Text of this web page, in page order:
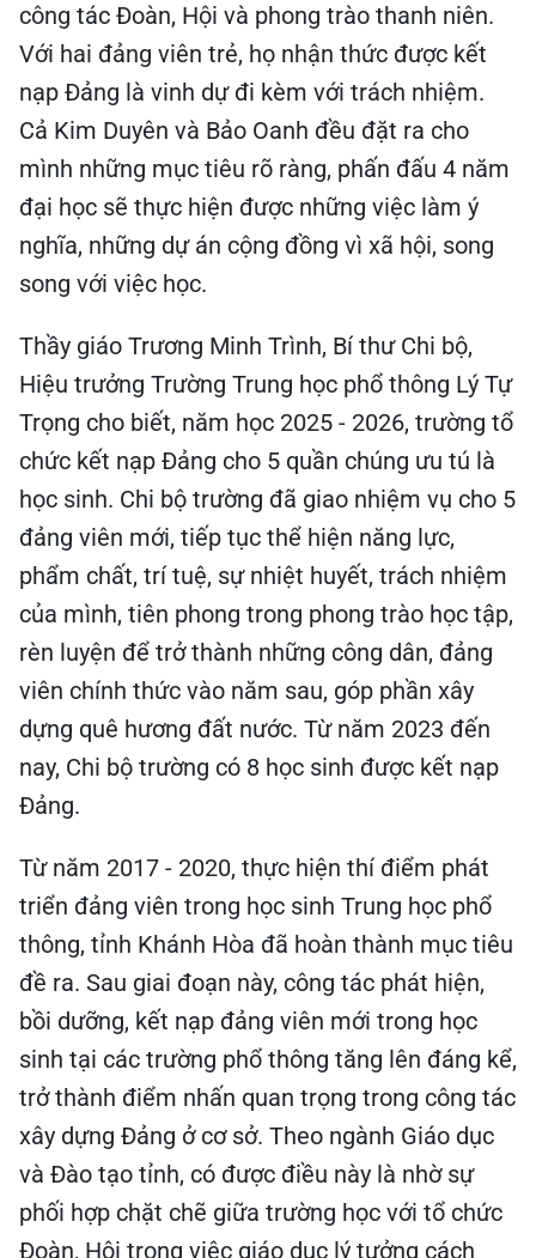
công tác Đoàn, Hội và phong trào thanh niên.
Với hai đảng viên trẻ, họ nhận thức được kết
nạp Đảng là vinh dự đi kèm với trách nhiệm.
Cả Kim Duyên và Bảo Oanh đều đặt ra cho
mình những mục tiêu rõ ràng, phấn đấu 4 năm
đại học sẽ thực hiện được những việc làm ý
nghĩa, những dự án cộng đồng vì xã hội, song
song với việc học.
Thầy giáo Trương Minh Trình, Bí thư Chi bộ,
Hiệu trưởng Trường Trung học phổ thông Lý Tự
Trọng cho biết, năm học 2025 - 2026, trường tổ
chức kết nạp Đảng cho 5 quần chúng ưu tú là
học sinh. Chi bộ trường đã giao nhiệm vụ cho 5
đảng viên mới, tiếp tục thể hiện năng lực,
phẩm chất, trí tuệ, sự nhiệt huyết, trách nhiệm
của mình, tiên phong trong phong trào học tập,
rèn luyện để trở thành những công dân, đảng
viên chính thức vào năm sau, góp phần xây
dựng quê hương đất nước. Từ năm 2023 đến
nay, Chi bộ trường có 8 học sinh được kết nạp
Đảng.
Từ năm 2017 - 2020, thực hiện thí điểm phát
triển đảng viên trong học sinh Trung học phổ
thông, tỉnh Khánh Hòa đã hoàn thành mục tiêu
đề ra. Sau giai đoạn này, công tác phát hiện,
bồi dưỡng, kết nạp đảng viên mới trong học
sinh tại các trường phổ thông tăng lên đáng kể,
trở thành điểm nhấn quan trọng trong công tác
xây dựng Đảng ở cơ sở. Theo ngành Giáo dục
và Đào tạo tỉnh, có được điều này là nhờ sự
phối hợp chặt chẽ giữa trường học với tổ chức
Đoàn, Hội trong việc giáo dục lý tưởng cách